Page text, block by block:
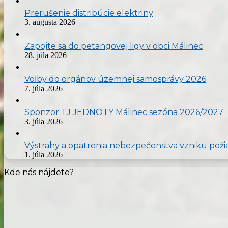
Prerušenie distribúcie elektriny
3. augusta 2026
Zapojte sa do petangovej ligy v obci Málinec
28. júla 2026
Voľby do orgánov územnej samosprávy 2026
7. júla 2026
Sponzor TJ JEDNOTY Málinec sezóna 2026/2027
3. júla 2026
Výstrahy a opatrenia nebezpečenstva vzniku
1. júla 2026
Kde nás nájdete?